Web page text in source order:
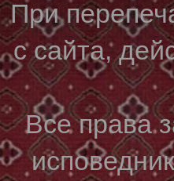
При
с сайта,
Все права